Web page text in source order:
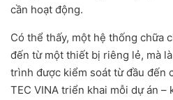
cần hoạt động.
Có thể thấy, một hệ thống chữa
đến từ một thiết bị riêng lẻ, mà
trình được kiểm soát từ đầu đến
TEC VINA triển khai mỗi dự án –